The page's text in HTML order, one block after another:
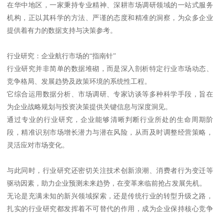
在华中地区，一家秉持专业精神、深耕市场调研领域的一站式服务
机构，正以其科学的方法、严谨的态度和精准的洞察，为众多企业
提供着有力的数据支持与决策参考。
行业研究：企业航行市场的“指南针”
行业研究并非简单的数据堆砌，而是深入剖析特定行业市场动态、
竞争格局、发展趋势及政策环境的系统性工程。
它综合运用数据分析、市场调研、专家访谈等多种科学手段，旨在
为企业战略规划与投资决策提供关键信息与深度洞见。
通过专业的行业研究，企业能够清晰判断行业所处的生命周期阶
段，精准识别市场增长潜力与潜在风险，从而及时调整经营策略，
灵活应对市场变化。
与此同时，行业研究还密切关注技术创新浪潮、消费者行为变迁等
驱动因素，助力企业预测未来趋势，在变革来临前抢占发展先机。
无论是充满未知的新兴领域探索，还是传统行业的转型升级之路，
扎实的行业研究都发挥着不可替代的作用，成为企业保持核心竞争